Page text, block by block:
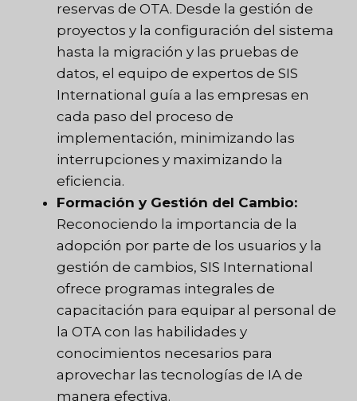
reservas de OTA. Desde la gestión de
proyectos y la configuración del sistema
hasta la migración y las pruebas de
datos, el equipo de expertos de SIS
International guía a las empresas en
cada paso del proceso de
implementación, minimizando las
interrupciones y maximizando la
eficiencia.
Formación y Gestión del Cambio:
Reconociendo la importancia de la
adopción por parte de los usuarios y la
gestión de cambios, SIS International
ofrece programas integrales de
capacitación para equipar al personal de
la OTA con las habilidades y
conocimientos necesarios para
aprovechar las tecnologías de IA de
manera efectiva.